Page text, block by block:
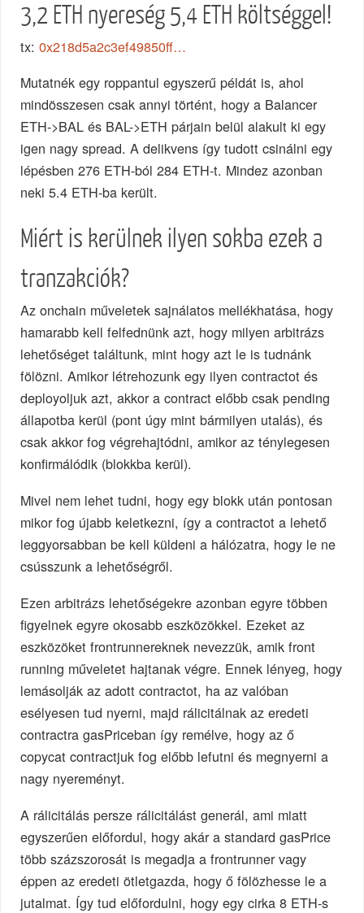
3,2 ETH nyereség 5,4 ETH költséggel!
tx:0x218d5a2c3ef49850ff…
Mutatnék egy roppantul egyszerű példát is, ahol
mindösszesen csak annyi történt, hogy a Balancer
ETH->BAL és BAL->ETH párjain belül alakult ki egy
igen nagy spread. A delikvens így tudott csinálni egy
lépésben 276 ETH-ból 284 ETH-t. Mindez azonban
neki 5.4 ETH-ba került.
Miért is kerülnek ilyen sokba ezek a
tranzakciók?
Az onchain műveletek sajnálatos mellékhatása, hogy
hamarabb kell felfednünk azt, hogy milyen arbitrázs
lehetőséget találtunk, mint hogy azt le is tudnánk
fölözni. Amikor létrehozunk egy ilyen contractot és
deployoljuk azt, akkor a contract előbb csak pending
állapotba kerül (pont úgy mint bármilyen utalás), és
csak akkor fog végrehajtódni, amikor az ténylegesen
konfirmálódik (blokkba kerül).
Mivel nem lehet tudni, hogy egy blokk után pontosan
mikor fog újabb keletkezni, így a contractot a lehető
leggyorsabban be kell küldeni a hálózatra, hogy le ne
csússzunk a lehetőségről.
Ezen arbitrázs lehetőségekre azonban egyre többen
figyelnek egyre okosabb eszközökkel. Ezeket az
eszközöket frontrunnereknek nevezzük, amik front
running műveletet hajtanak végre. Ennek lényeg, hogy
lemásolják az adott contractot, ha az valóban
esélyesen tud nyerni, majd rálicitálnak az eredeti
contractra gasPriceban így remélve, hogy az ő
copycat contractjuk fog előbb lefutni és megnyerni a
nagy nyereményt.
A rálicitálás persze rálicitálást generál, ami miatt
egyszerűen előfordul, hogy akár a standard gasPrice
több százszorosát is megadja a frontrunner vagy
éppen az eredeti ötletgazda, hogy ő fölözhesse le a
jutalmat. Így tud előfordulni, hogy egy cirka 8 ETH-s